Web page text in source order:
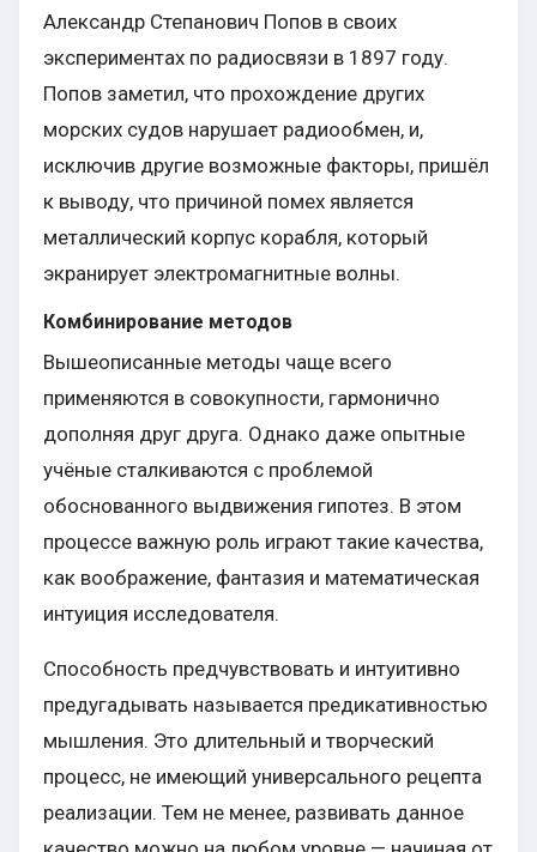
Александр Степанович Попов в своих
экспериментах по радиосвязи в 1897 году.
Попов заметил, что прохождение других
морских судов нарушает радиообмен, и,
исключив другие возможные факторы, пришёл
к выводу, что причиной помех является
металлический корпус корабля, который
экранирует электромагнитные волны.
Комбинирование методов
Вышеописанные методы чаще всего
применяются в совокупности, гармонично
дополняя друг друга. Однако даже опытные
учёные сталкиваются с проблемой
обоснованного выдвижения гипотез. В этом
процессе важную роль играют такие качества,
как воображение, фантазия и математическая
интуиция исследователя.
Способность предчувствовать и интуитивно
предугадывать называется предикативностью
мышления. Это длительный и творческий
процесс, не имеющий универсального рецепта
реализации. Тем не менее, развивать данное